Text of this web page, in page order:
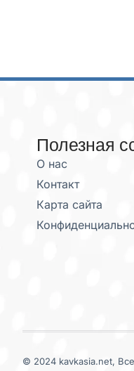
Полезная
О нас
Контакт
Карта сайта
© 2024 kavkasia.net,